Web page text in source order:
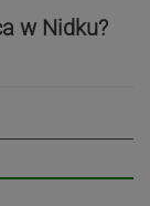
w Nidku?